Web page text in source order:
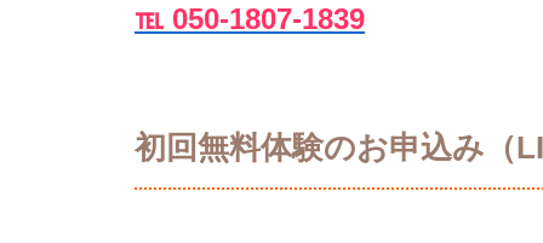
℡ 050-1807-1839
初回無料体験のお申込み（